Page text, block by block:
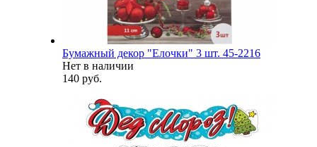
Бумажный декор "Елочки" 3 шт. 45-2216
Нет в наличии
140 руб.